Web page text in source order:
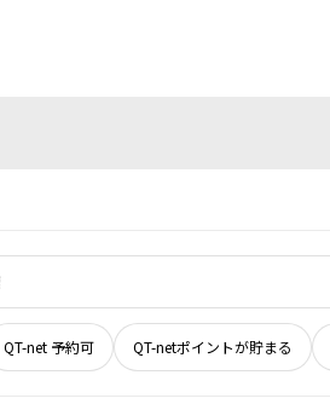
QT-net 予約可 QT-netポイントが貯まる